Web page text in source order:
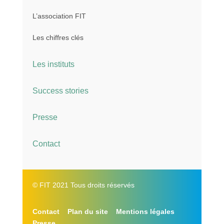
L’association FIT
Les chiffres clés
Les instituts
Success stories
Presse
Contact
© FIT 2021 Tous droits réservés
Contact Plan du site
Mentions légales